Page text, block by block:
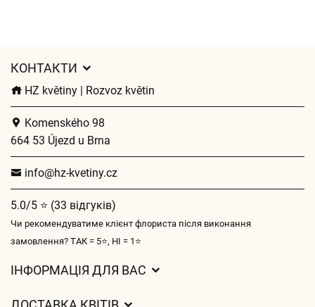
КОНТАКТИ
HZ květiny | Rozvoz květin
Komenského 98
664 53 Újezd u Brna
info@hz-kvetiny.cz
5.0/5 ⭐ (33 відгуків)
Чи рекомендуватиме клієнт флориста після виконання
замовлення? ТАК = 5⭐, НІ = 1⭐
ІНФОРМАЦІЯ ДЛЯ ВАС